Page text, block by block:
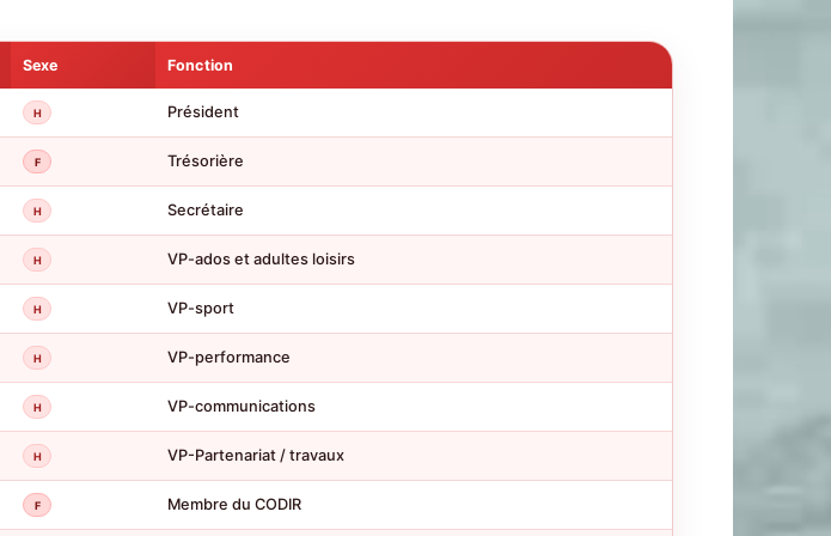
Sexe Fonction
H Président
F Trésorière
H Secrétaire
H VP-ados et adultes loisirs
H VP-sport
H VP-performance
H VP-communications
H VP-Partenariat / travaux
F Membre du CODIR